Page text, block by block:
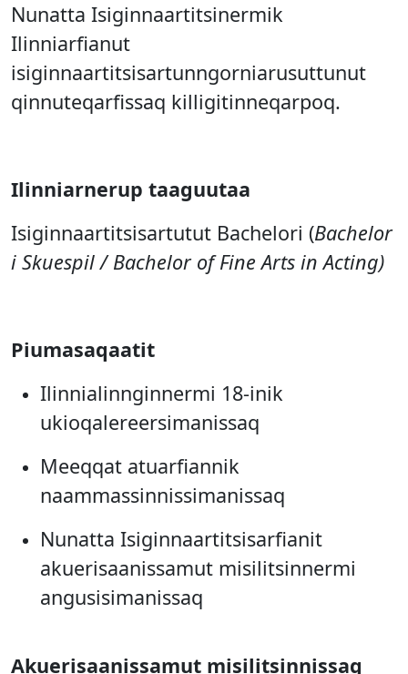
Nunatta Isiginnaartitsinermik
Ilinniarfianut
isiginnaartitsisartunngorniarusuttunut
qinnuteqarfissaq killigitinneqarpoq.
Ilinniarnerup taaguutaa
Isiginnaartitsisartutut Bachelori (Bachelor
i Skuespil / Bachelor of Fine Arts in Acting)
Piumasaqaatit
Ilinnialinnginnermi 18-inik
ukioqalereersimanissaq
Meeqqat atuarfiannik
naammassinnissimanissaq
Nunatta Isiginnaartitsisarfianit
akuerisaanissamut misilitsinnermi
angusisimanissaq
Akuerisaanissamut misilitsinnissaq